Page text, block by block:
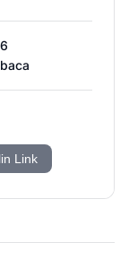
Link